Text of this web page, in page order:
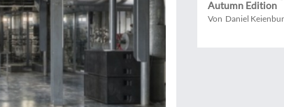
Autumn Edition
Von Daniel